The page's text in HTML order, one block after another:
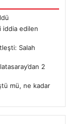
iddia edilen
Salah
2
mü, ne kadar